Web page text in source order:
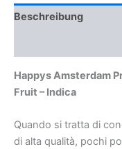
Fruit
-Beschreibung
Happys Amsterdam
Fruit – Indica
Quando si tratta di
di alta qualità, pochi